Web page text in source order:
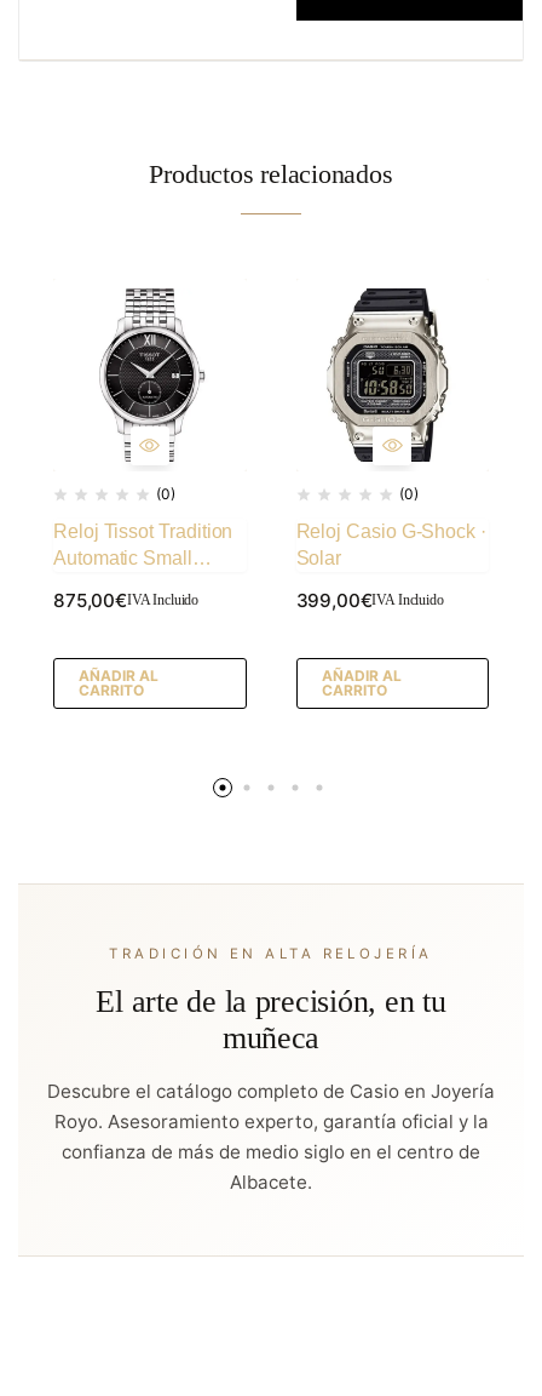
Productos relacionados
(0)
Reloj Tissot Tradition
Automatic Small
875,00€IVA Incluido
AÑADIR AL
CARRITO
(0)
Reloj Casio G-Shock ·
Solar
399,00€IVA Incluido
AÑADIR AL
CARRITO
TRADICIÓN EN ALTA RELOJERÍA
El arte de la precisión, en tu
muñeca
Descubre el catálogo completo de Casio en Joyería
Royo. Asesoramiento experto, garantía oficial y la
confianza de más de medio siglo en el centro de
Albacete.